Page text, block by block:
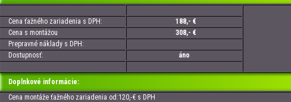
Cena ťažného zariadenia s DPH:
188,- €
Cena s montážou
308,- €
Prepravné náklady s DPH:
Dostupnosť:
áno
Doplnkové informácie:
Cena montáže ťažného zariadenia od:120,-€ s DPH